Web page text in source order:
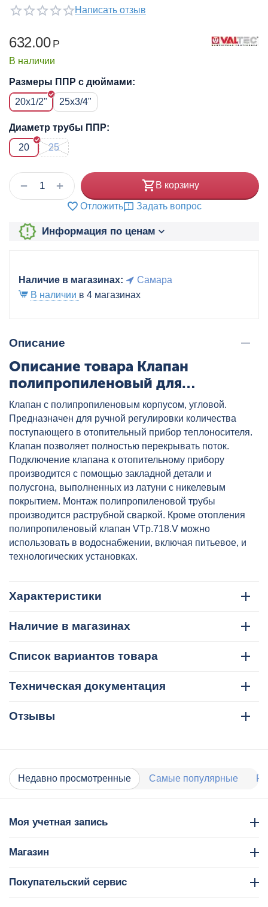
Написать отзыв
632.00 Р
В наличии
Размеры ППР с дюймами:
20x1/2"
25x3/4"
Диаметр трубы ППР:
20
25
+
− В корзину
Отложить Задать вопрос
Информация по ценам
Наличие в магазинах:
Самара
В наличии в 4 магазинах
Описание
Описание товара Клапан
полипропиленовый для
подключения радиаторов угловой
20x1/2" бел. VALTEC, артикул:
VTp.718.V.02004
Клапан с полипропиленовым корпусом, угловой.
Предназначен для ручной регулировки количества
поступающего в отопительный прибор теплоносителя.
Клапан позволяет полностью перекрывать поток.
Подключение клапана к отопительному прибору
производится с помощью закладной детали и
полусгона, выполненных из латуни с никелевым
покрытием. Монтаж полипропиленовой трубы
производится раструбной сваркой. Кроме отопления
полипропиленовый клапан VTp.718.V можно
использовать в водоснабжении, включая питьевое, и
технологических установках.
Характеристики
Наличие в магазинах
Список вариантов товара
Техническая документация
Отзывы
Недавно просмотренные Самые популярные
Моя учетная запись
Магазин
Покупательский сервис